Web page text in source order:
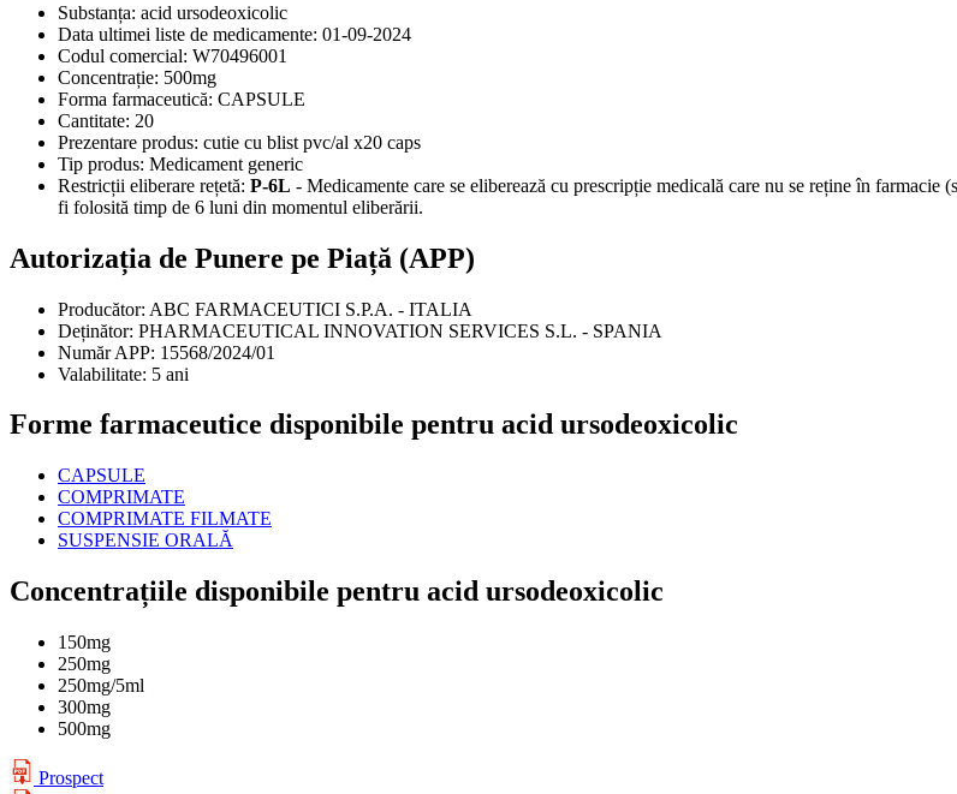
Substanța: acid ursodeoxicolic
Data ultimei liste de medicamente: 01-09-2024
Codul comercial: W70496001
Concentrație: 500mg
Forma farmaceutică: CAPSULE
Cantitate: 20
Prezentare produs: cutie cu blist pvc/al x20 caps
Tip produs: Medicament generic
Restricții eliberare rețetă: P-6L - Medicamente care se eliberează cu prescripție medicală care nu se reține în farmacie
fi folosită timp de 6 luni din momentul eliberării.
Autorizația de Punere pe Piață (APP)
Producător: ABC FARMACEUTICI S.P.A. - ITALIA
Deținător: PHARMACEUTICAL INNOVATION SERVICES S.L. - SPANIA
Număr APP: 15568/2024/01
Valabilitate: 5 ani
Forme farmaceutice disponibile pentru acid ursodeoxicolic
CAPSULE
COMPRIMATE
COMPRIMATE FILMATE
SUSPENSIE ORALĂ
Concentrațiile disponibile pentru acid ursodeoxicolic
150mg
250mg
250mg/5ml
300mg
500mg
Prospect